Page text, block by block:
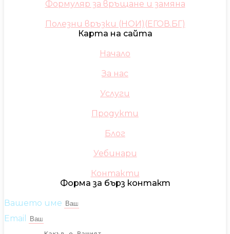
Формуляр за връщане и замяна
Полезни връзки (НОИ)(ЕГОВ.БГ)
Карта на сайта
Начало
За нас
Услуги
Продукти
Блог
Уебинари
Контакти
Форма за бърз контакт
Вашето име
Email